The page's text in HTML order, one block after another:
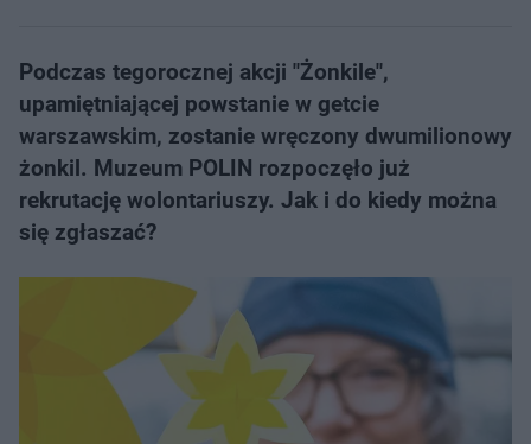
Podczas tegorocznej akcji "Żonkile",
upamiętniającej powstanie w getcie
warszawskim, zostanie wręczony dwumilionowy
żonkil. Muzeum POLIN rozpoczęło już
rekrutację wolontariuszy. Jak i do kiedy można
się zgłaszać?